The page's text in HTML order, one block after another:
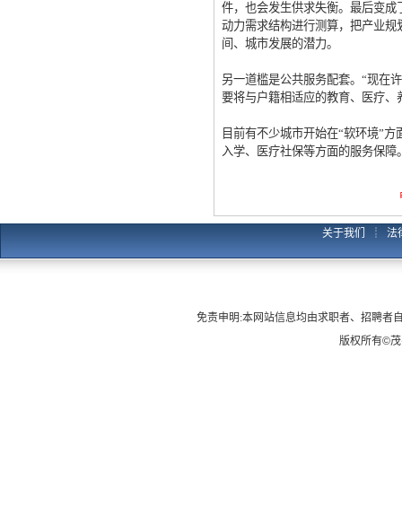
件，也会发生供求失衡。最后变
动力需求结构进行测算，把产业
间、城市发展的潜力。
另一道槛是公共服务配套。“现在
要将与户籍相适应的教育、医疗
目前有不少城市开始在“软环境”
入学、医疗社保等方面的服务保
关于我们 ┊ 法
免责申明:本网站信息均由求职者、招聘者
版权所有©